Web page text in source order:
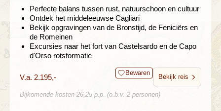
Perfecte balans tussen rust, natuurschoon en cultuur
Ontdek het middeleeuwse Cagliari
Bekijk opgravingen van de Bronstijd, de Feniciërs en
de Romeinen
Excursies naar het fort van Castelsardo en de Capo
d'Orso rotsformatie
V.a. 2.195,- Bewaren
Bekijk reis
Bijkomende kosten 26,25 p.p. (o.b.v. 2 personen)